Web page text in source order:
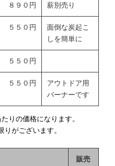
９０円 薪別売り
５０円
面倒な炭起こ
しを簡単に
５０円
５０円
アウトドア用
バーナーです
りの価格になります。
がございます。
販売